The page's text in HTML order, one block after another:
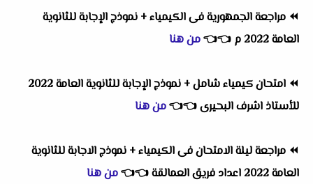
⏪ مراجعة الجمهورية فى الكيمياء + نموذج الإجابة للثانوية
العامة 2022 م
👈
👈من هنا
⏪
امتحان كيمياء شامل + نموذج الإجابة للثانوية العامة 2022
للأستاذ اشرف البحيرى👈
👈من هنا
⏪ مراجعة ليلة الامتحان فى الكيمياء + نموذج الاجابة للثانوية
العامة 2022 اعداد فريق العمالقة
👈
👈من هنا